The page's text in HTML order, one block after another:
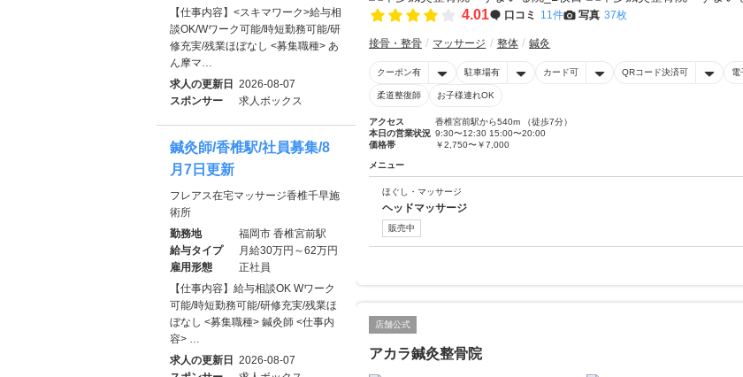
4.01 口コミ 11件 写真 37枚
接骨・整骨 マッサージ 整体 鍼灸
クーポン有 駐車場有 カード可 QRコード決済可 電
柔道整復師 お子様連れOK
アクセス
香椎宮前駅から540m （徒歩7分）
本日の営業状況 9:30〜12:30 15:00〜20:00
価格帯
￥2,750〜￥7,000
メニュー
ほぐし・マッサージ
ヘッドマッサージ
販売中
店舗公式
アカラ鍼灸整骨院
【仕事内容】<スキマワーク>給与相
談OK/Wワーク可能/時短勤務可能/研
修充実/残業ほぼなし <募集職種> あ
ん摩マ…
求人の更新日 2026-08-07
スポンサー
求人ボックス
鍼灸師/香椎駅/社員募集/8
月7日更新
フレアス在宅マッサージ香椎千早施
術所
勤務地
福岡市 香椎宮前駅
給与タイプ
月給30万円～62万円
雇用形態
正社員
【仕事内容】給与相談OK Wワーク
可能/時短勤務可能/研修充実/残業ほ
ぼなし <募集職種> 鍼灸師 <仕事内
容> …
求人の更新日 2026-08-07